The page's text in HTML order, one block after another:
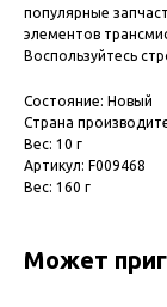
популярные
элементов
Воспользуйтесь
Состояние: Новый
Страна
Вес: 10 г
Артикул: F009468
Вес: 160 г
Может